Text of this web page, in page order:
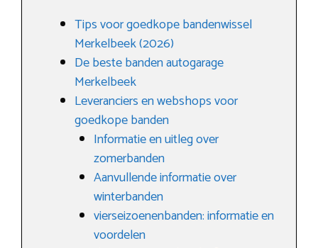
Tips voor goedkope bandenwissel
Merkelbeek (2026)
De beste banden autogarage
Merkelbeek
Leveranciers en webshops voor
goedkope banden
Informatie en uitleg over
zomerbanden
Aanvullende informatie over
winterbanden
vierseizoenenbanden: informatie en
voordelen